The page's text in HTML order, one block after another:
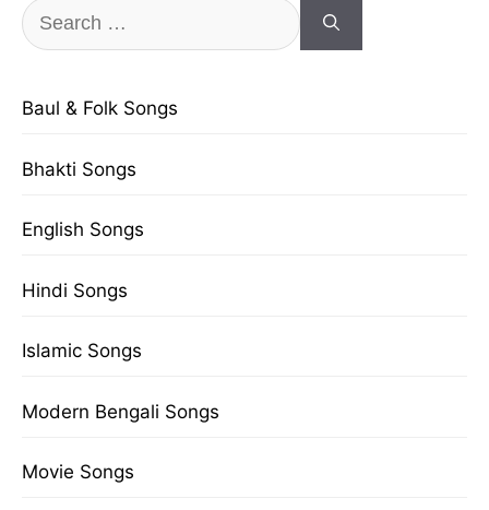
Search
for:
Baul & Folk Songs
Bhakti Songs
English Songs
Hindi Songs
Islamic Songs
Modern Bengali Songs
Movie Songs